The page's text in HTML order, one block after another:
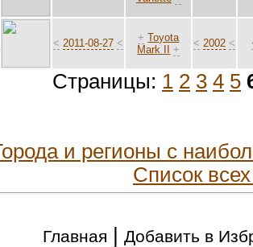
< 2011-08-27 < + Toyota
Mark II
+
< 2002 <
Страницы: 1 2 3 4 5
и регионы с
Список
Главная | Добавить в